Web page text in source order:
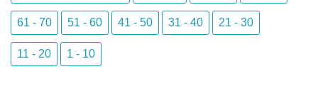
61 - 70 51 - 60 41 - 50 31 - 40 21 - 30
11 - 20 1 - 10